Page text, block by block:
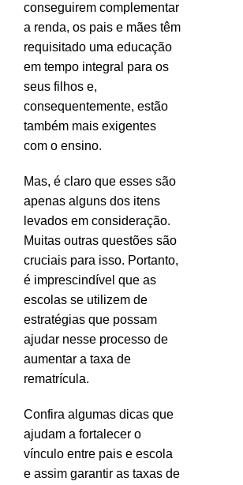
conseguirem complementar
a renda, os pais e mães têm
requisitado uma educação
em tempo integral para os
seus filhos e,
consequentemente, estão
também mais exigentes
com o ensino.
Mas, é claro que esses são
apenas alguns dos itens
levados em consideração.
Muitas outras questões são
cruciais para isso. Portanto,
é imprescindível que as
escolas se utilizem de
estratégias que possam
ajudar nesse processo de
aumentar a taxa de
rematrícula.
Confira algumas dicas que
ajudam a fortalecer o
vínculo entre pais e escola
e assim garantir as taxas de